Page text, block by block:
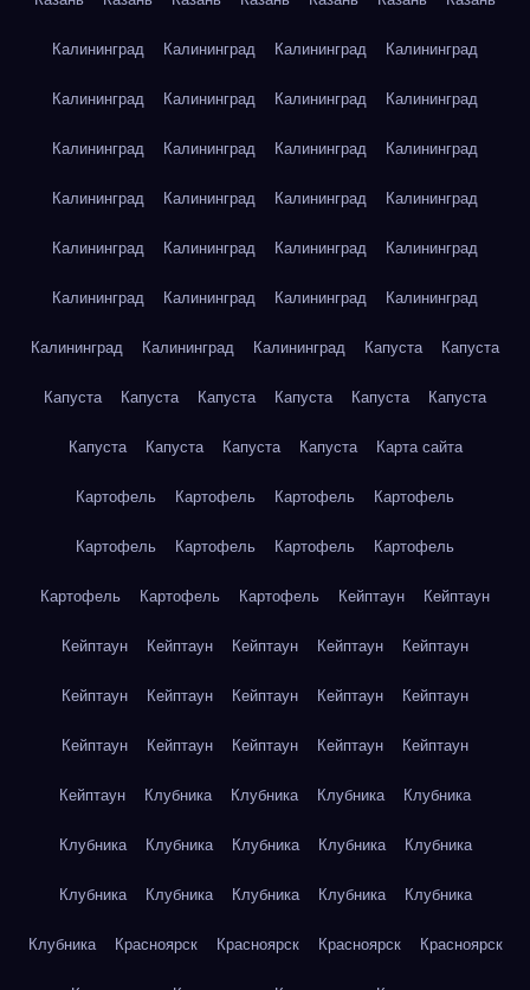
Калининград Калининград Калининград Калининград
Калининград Калининград Калининград Калининград
Калининград Калининград Калининград Калининград
Калининград Калининград Калининград Калининград
Калининград Калининград Калининград Калининград
Калининград Калининград Калининград Калининград
Калининград Калининград Калининград Капуста Капуста
Капуста Капуста Капуста Капуста Капуста Капуста
Капуста Капуста Капуста Капуста Карта сайта
Картофель Картофель Картофель Картофель
Картофель Картофель Картофель Картофель
Картофель Картофель Картофель Кейптаун Кейптаун
Кейптаун Кейптаун Кейптаун Кейптаун Кейптаун
Кейптаун Кейптаун Кейптаун Кейптаун Кейптаун
Кейптаун Кейптаун Кейптаун Кейптаун Кейптаун
Кейптаун Клубника Клубника Клубника Клубника
Клубника Клубника Клубника Клубника Клубника
Клубника Клубника Клубника Клубника Клубника
Клубника Красноярск Красноярск Красноярск Красноярск